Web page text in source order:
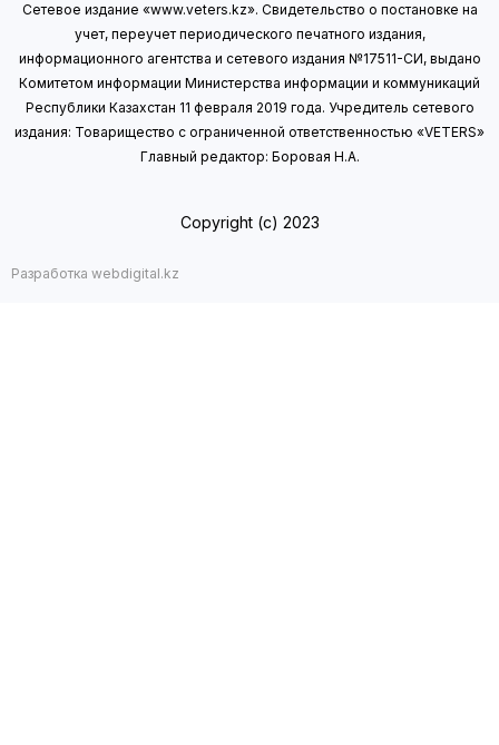
Сетевое издание «www.veters.kz». Свидетельство о постановке на
учет, переучет периодического печатного издания,
информационного агентства и сетевого издания №17511-СИ, выдано
Комитетом информации Министерства информации и коммуникаций
Республики Казахстан 11 февраля 2019 года. Учредитель сетевого
издания: Товарищество с ограниченной ответственностью «VETERS»
Главный редактор: Боровая Н.А.
Copyright (с) 2023
Разработка webdigital.kz